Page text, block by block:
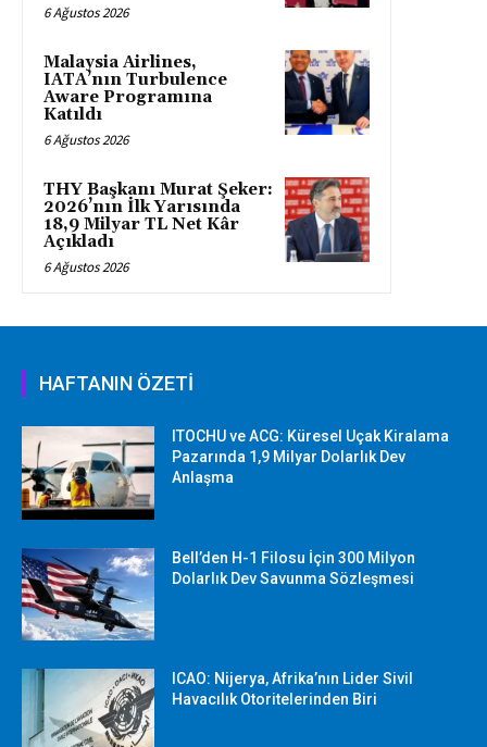
6 Ağustos 2026
Malaysia Airlines,
IATA’nın Turbulence
Aware Programına
Katıldı
6 Ağustos 2026
THY Başkanı Murat Şeker:
2026’nın İlk Yarısında
18,9 Milyar TL Net Kâr
Açıkladı
6 Ağustos 2026
HAFTANIN ÖZETİ
ITOCHU ve ACG: Küresel Uçak Kiralama
Pazarında 1,9 Milyar Dolarlık Dev
Anlaşma
Bell’den H-1 Filosu İçin 300 Milyon
Dolarlık Dev Savunma Sözleşmesi
ICAO: Nijerya, Afrika’nın Lider Sivil
Havacılık Otoritelerinden Biri